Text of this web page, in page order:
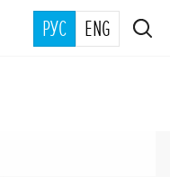
РУС ENG